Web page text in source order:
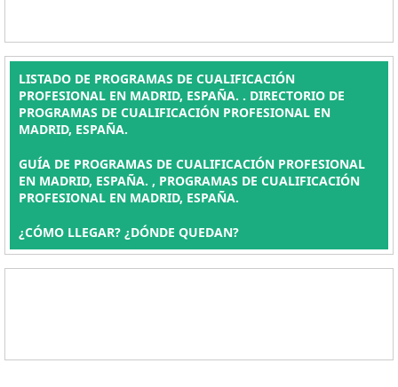
LISTADO DE PROGRAMAS DE CUALIFICACIÓN
PROFESIONAL EN MADRID, ESPAÑA. . DIRECTORIO DE
PROGRAMAS DE CUALIFICACIÓN PROFESIONAL EN
MADRID, ESPAÑA.
GUÍA DE PROGRAMAS DE CUALIFICACIÓN PROFESIONAL
EN MADRID, ESPAÑA. , PROGRAMAS DE CUALIFICACIÓN
PROFESIONAL EN MADRID, ESPAÑA.
¿CÓMO LLEGAR? ¿DÓNDE QUEDAN?